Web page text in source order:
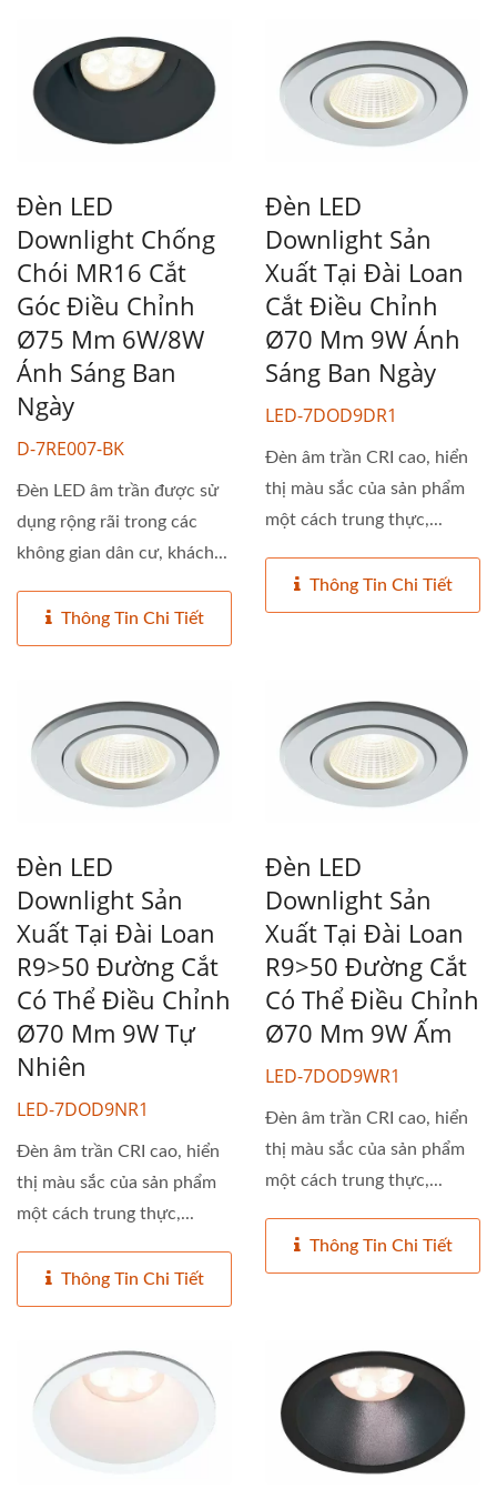
Đèn LED
Downlight Chống
Chói MR16 Cắt
Góc Điều Chỉnh
Ø75 Mm 6W/8W
Ánh Sáng Ban
Ngày
D-7RE007-BK
Đèn LED âm trần được sử
dụng rộng rãi trong các
không gian dân cư, khách...
Thông Tin Chi Tiết
Đèn LED
Downlight Sản
Xuất Tại Đài Loan
Cắt Điều Chỉnh
Ø70 Mm 9W Ánh
Sáng Ban Ngày
LED-7DOD9DR1
Đèn âm trần CRI cao, hiển
thị màu sắc của sản phẩm
một cách trung thực,...
Thông Tin Chi Tiết
Đèn LED
Downlight Sản
Xuất Tại Đài Loan
R9>50 Đường Cắt
Có Thể Điều Chỉnh
Ø70 Mm 9W Tự
Nhiên
LED-7DOD9NR1
Đèn âm trần CRI cao, hiển
thị màu sắc của sản phẩm
một cách trung thực,...
Thông Tin Chi Tiết
Đèn LED
Downlight Sản
Xuất Tại Đài Loan
R9>50 Đường Cắt
Có Thể Điều Chỉnh
Ø70 Mm 9W Ấm
LED-7DOD9WR1
Đèn âm trần CRI cao, hiển
thị màu sắc của sản phẩm
một cách trung thực,...
Thông Tin Chi Tiết